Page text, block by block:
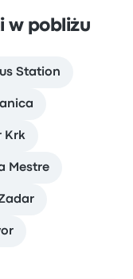
w pobliżu
Station
Krk
Mestre